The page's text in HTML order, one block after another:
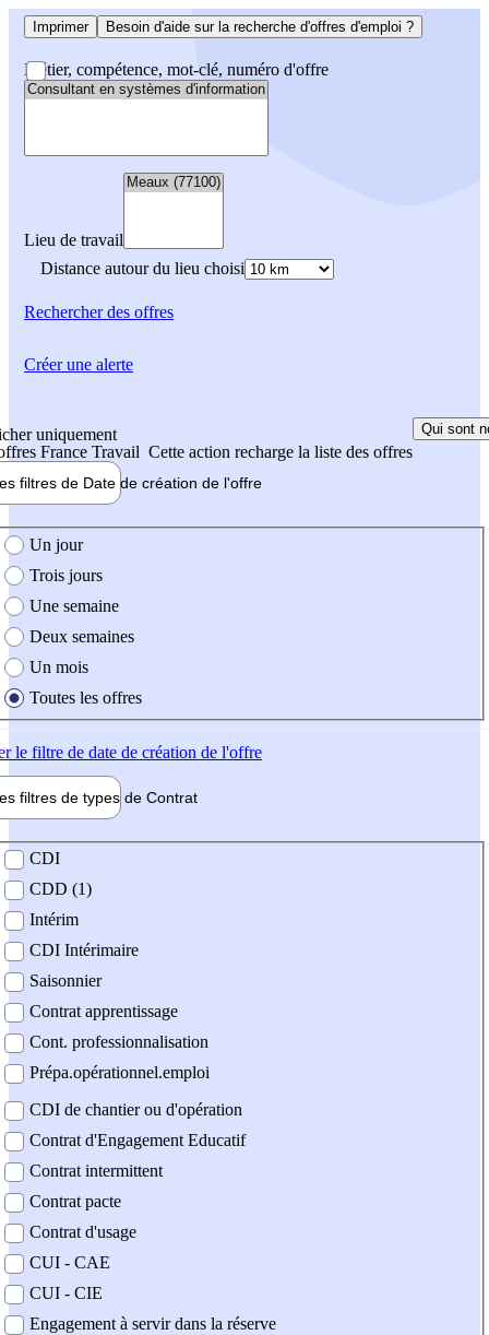
Imprimer Besoin d'aide sur la recherche d'offres d'emploi ?
Métier, compétence, mot-clé, numéro d'offre
Lieu de travail
Distance autour du lieu choisi
Rechercherdes offres
uniquement
France Travail Cette action recharge la liste des offres
Qui sont
filtres de Date de création de l'offre
création de l'offre
Un jour
Trois jours
Une semaine
Deux semaines
Un mois
Toutes les offres
le filtre de date de création de l'offre
filtres de types de Contrat
contrat
CDI
CDD (1)
Intérim
CDI Intérimaire
Saisonnier
Contrat apprentissage
Cont. professionnalisation
Prépa.opérationnel.emploi
CDI de chantier ou d'opération
Contrat d'Engagement Educatif
Contrat intermittent
Contrat pacte
Contrat d'usage
CUI - CAE
CUI - CIE
Engagement à servir dans la réserve
Créer une alerte